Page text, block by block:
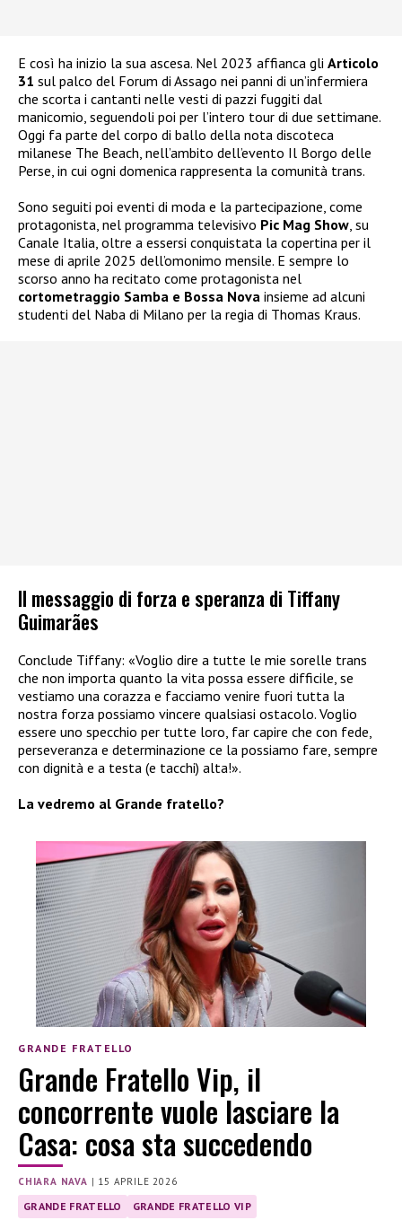
E così ha inizio la sua ascesa. Nel 2023 affianca gli Articolo
31 sul palco del Forum di Assago nei panni di un’infermiera
che scorta i cantanti nelle vesti di pazzi fuggiti dal
manicomio, seguendoli poi per l’intero tour di due settimane.
Oggi fa parte del corpo di ballo della nota discoteca
milanese The Beach, nell’ambito dell’evento Il Borgo delle
Perse, in cui ogni domenica rappresenta la comunità trans.
Sono seguiti poi eventi di moda e la partecipazione, come
protagonista, nel programma televisivo Pic Mag Show, su
Canale Italia, oltre a essersi conquistata la copertina per il
mese di aprile 2025 dell’omonimo mensile. E sempre lo
scorso anno ha recitato come protagonista nel
cortometraggio Samba e Bossa Nova insieme ad alcuni
studenti del Naba di Milano per la regia di Thomas Kraus.
Il messaggio di forza e speranza di Tiffany
Guimarães
Conclude Tiffany: «Voglio dire a tutte le mie sorelle trans
che non importa quanto la vita possa essere difficile, se
vestiamo una corazza e facciamo venire fuori tutta la
nostra forza possiamo vincere qualsiasi ostacolo. Voglio
essere uno specchio per tutte loro, far capire che con fede,
perseveranza e determinazione ce la possiamo fare, sempre
con dignità e a testa (e tacchi) alta!».
La vedremo al Grande fratello?
GRANDE FRATELLO
Grande Fratello Vip, il
concorrente vuole lasciare la
Casa: cosa sta succedendo
CHIARA NAVA | 15 APRILE 2026
GRANDE FRATELLO GRANDE FRATELLO VIP